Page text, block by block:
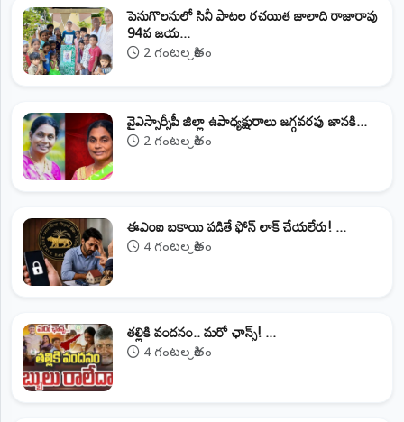
పెనుగొలనులో సినీ పాటల రచయిత జాలాది రాజారావు
94వ జయ...
2 గంటల క్రితం
వైఎస్సార్సీపీ జిల్లా ఉపాధ్యక్షురాలు జగ్గవరపు జానకి...
2 గంటల క్రితం
ఈఎంఐ బకాయి పడితే ఫోన్‌ లాక్‌ చేయలేరు! ...
4 గంటల క్రితం
తల్లికి వందనం.. మరో ఛాన్స్! ...
4 గంటల క్రితం